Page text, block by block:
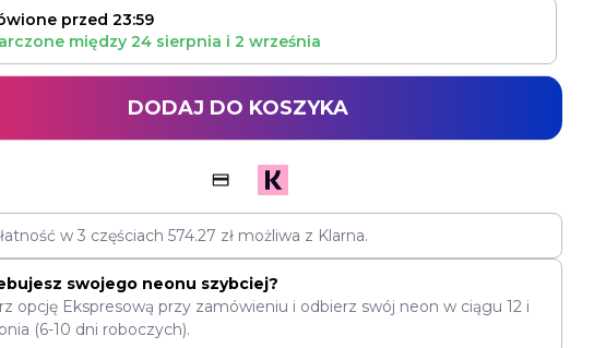
przed 23:59
między 24 sierpnia i 2 września
DODAJ DO KOSZYKA
w 3 częściach574.27 zł możliwa z Klarna.
swojego neonu szybciej?
opcję Ekspresową przy zamówieniu i odbierz swój neon w ciągu 12i
(6-10 dni roboczych).